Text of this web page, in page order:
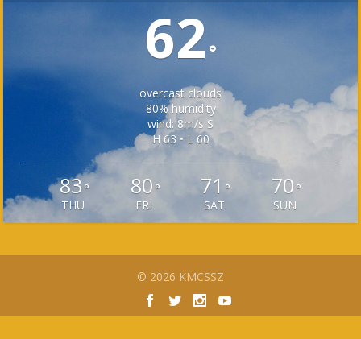
62°
overcast clouds
80% humidity
wind: 8m/s S
H 63 • L 60
83°
THU
80 °
FRI
71 °
SAT
70 °
SUN
© 2026 KMCSSZ